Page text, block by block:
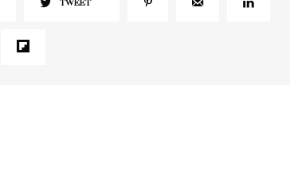
TWEET